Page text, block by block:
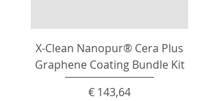
X-Clean Nanopur® Cera Plus
Graphene Coating Bundle Kit
Preis
€ 143,64